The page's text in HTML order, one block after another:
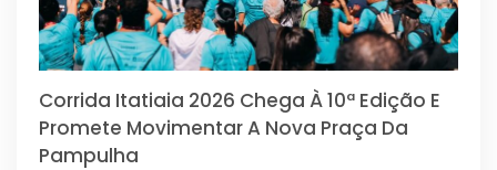
Corrida Itatiaia 2026 Chega À 10ª Edição E
Promete Movimentar A Nova Praça Da
Pampulha